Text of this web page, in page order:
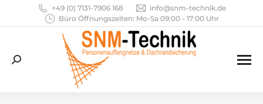
+49 (0) 7131-7906 168
info@snm-technik.de
Büro Öffnungszeiten: Mo-Sa 09:00 - 17:00 Uhr
Search: